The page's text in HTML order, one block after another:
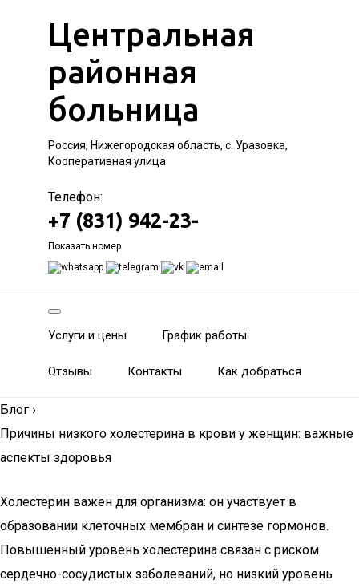
Центральная
районная
больница
Россия, Нижегородская область, с. Уразовка,
Кооперативная улица
Телефон:
+7 (831) 942-23-
Показать номер
Услуги и цены График работы
Отзывы Контакты Как добраться
Блог ›
Причины низкого холестерина в крови у женщин: важные
аспекты здоровья
Холестерин важен для организма: он участвует в
образовании клеточных мембран и синтезе гормонов.
Повышенный уровень холестерина связан с риском
сердечно-сосудистых заболеваний, но низкий уровень